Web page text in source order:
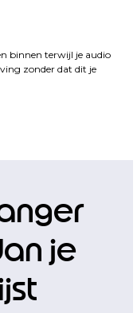
binnen terwijl je audio
zonder dat dit je
je